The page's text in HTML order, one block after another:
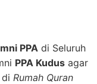
PPA di Seluruh
PPA Kudus agar
Rumah Quran